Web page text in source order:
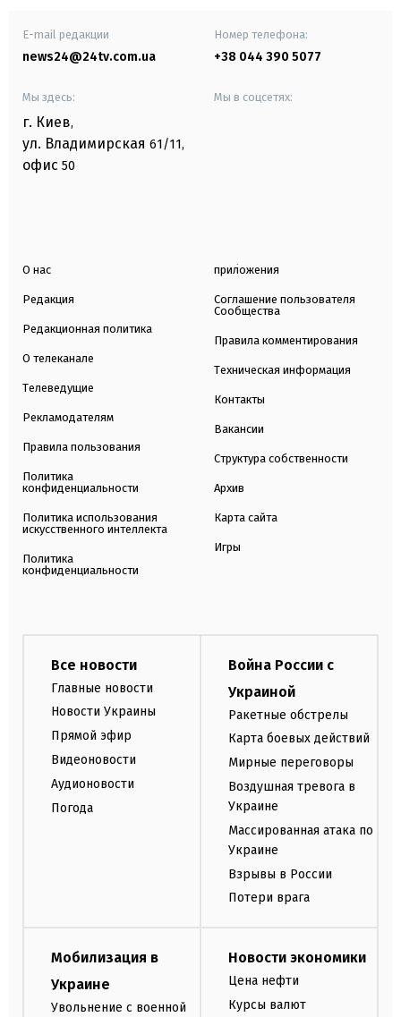
E-mail редакции
news24@24tv.com.ua
Номер телефона:
+38 044 390 5077
Мы здесь:
г. Киев,
ул. Владимирская 61/11,
офис 50
Мы в соцсетях:
О нас
Редакция
Редакционная политика
О телеканале
Телеведущие
Рекламодателям
Правила пользования
Политика
конфиденциальности
Политика использования
искусственного интеллекта
Политика
конфиденциальности
приложения
Соглашение пользователя
Сообщества
Правила комментирования
Техническая информация
Контакты
Вакансии
Структура собственности
Архив
Карта сайта
Игры
Все новости
Главные новости
Новости Украины
Прямой эфир
Видеоновости
Аудионовости
Погода
Война России с
Украиной
Ракетные обстрелы
Карта боевых действий
Мирные переговоры
Воздушная тревога в
Украине
Массированная атака по
Украине
Взрывы в России
Потери врага
Мобилизация в
Украине
Увольнение с военной
Новости экономики
Цена нефти
Курсы валют